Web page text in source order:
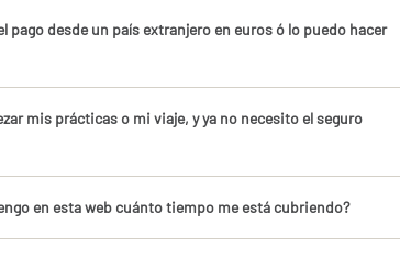
pago desde un país extranjero en euros ó lo puedo hacer
mis prácticas o mi viaje, y ya no necesito el seguro
en esta web cuánto tiempo me está cubriendo?